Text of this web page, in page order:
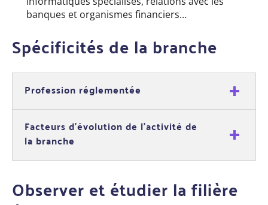
banques et organismes financiers…
Spécificités de la branche
Profession réglementée
Facteurs d’évolution de l’activité de
la branche
Observer et étudier la filière